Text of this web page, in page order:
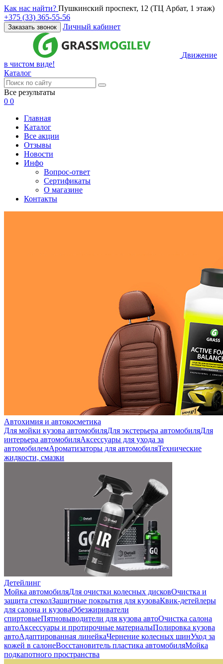
Как нас найти? Пушкинский проспект, 12 (ТЦ Арбат, 1 этаж)
+375 (33) 365-55-56
Заказать звонок Личный кабинет
Движение
в чистом виде!
Каталог
Все результаты
0 0
Главная
Каталог
Все акции
Отзывы
Новости
Инфо
Вопрос-ответ
Сертификаты
О магазине
Контакты
Автохимия и автокосметика
Для мойки кузова автомобиляДля экстерьера автомобиляДля
интерьера автомобиляАксессуары для ухода за
автомобилемАроматизаторы для автомобиляТехнические
жидкости, смазки
Детейлинг
Мойка автомобиляДля очистки колесных дисковОчистка и
защита стеколЗащитные покрытия для кузоваКвик-детейлеры
для салона и кузоваОбезжириватели
спиртовыеПятновыводители для кузова автоОчистка салона
автоАксессуары и протирочные материалыПолировка кузова
автоАдаптированная линейкаЧернение колесных шинУход за
кожей в салонеВосстановитель пластика автомобиляМойка
подкапотного пространства